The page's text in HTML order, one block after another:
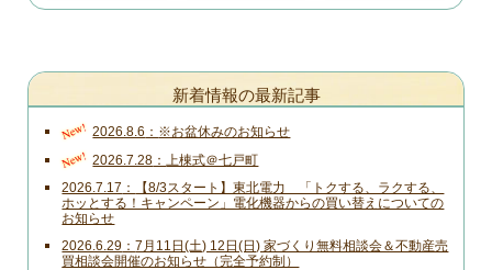
新着情報の最新記事
New! 2026.8.6 ※お盆休みのお知らせ
New! 2026.7.28 上棟式＠七戸町
2026.7.17
【8/3スタート】東北電力 「トクする、ラクする、
ホッとする！キャンペーン」電化機器からの買い替えについての
お知らせ
2026.6.29
7月11日(土) 12日(日) 家づくり無料相談会＆不動産売
買相談会開催のお知らせ（完全予約制）